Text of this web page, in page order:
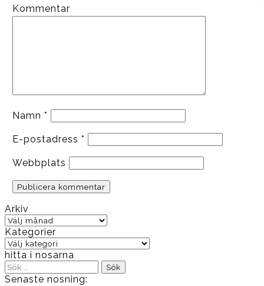
Kommentar
Namn *
E-postadress *
Webbplats
Arkiv
Arkiv
Kategorier
Kategorier
hitta i nosarna
Sök
efter:
Senaste nosning: